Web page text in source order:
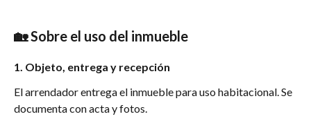
🏡 Sobre el uso del inmueble
1. Objeto, entrega y recepción
El arrendador entrega el inmueble para uso habitacional. Se
documenta con acta y fotos.